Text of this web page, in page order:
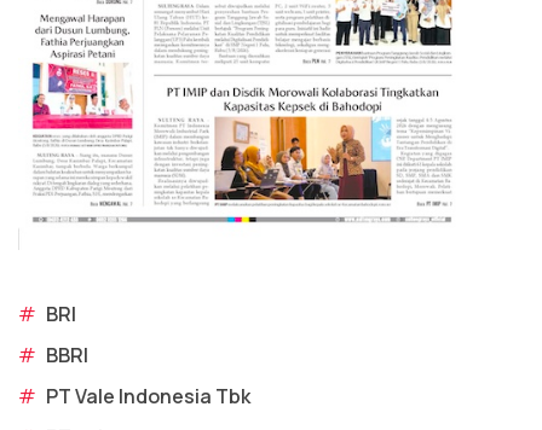
# BRI
# BBRI
# PT Vale Indonesia Tbk